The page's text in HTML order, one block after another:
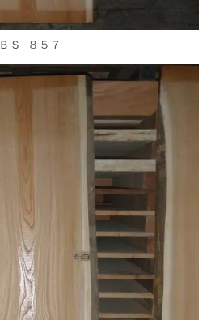
ＢＳ−８５７